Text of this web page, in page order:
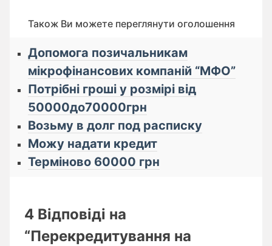
Також Ви можете переглянути оголошення
Допомога позичальникам
мікрофінансових компаній “МФО”
Потрібні гроші у розмірі від
50000до70000грн
Возьму в долг под расписку
Можу надати кредит
Терміново 60000 грн
4 Відповіді на
“Перекредитування на